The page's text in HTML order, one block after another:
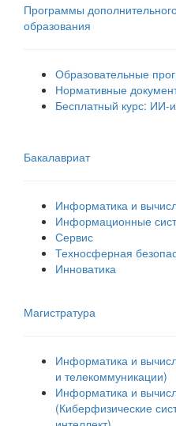
Программы
образования
Образовательные
Нормативные
Бесплатный курс:
Бакалавриат
Информатика и
Информационные
Сервис
Техносферная
Инноватика
Магистратура
Информатика и
и телекоммуникации)
Информатика и
(Киберфизические